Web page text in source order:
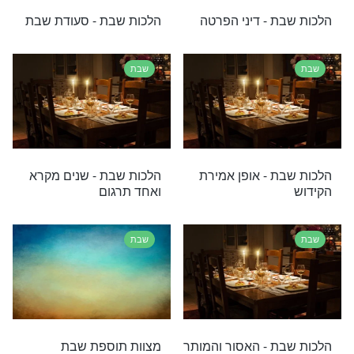
- עריכת סעודת
הלכות שבת - שיר השירים
ניקיון הגוף
לכבוד
הלכות שבת - הכנה להדלקת
נרות השבת